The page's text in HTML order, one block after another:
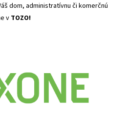
dom, administratívnu či komerčnú
v TOZO!